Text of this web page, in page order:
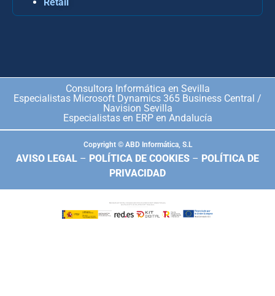
Consultora Informática en Sevilla
Especialistas Microsoft Dynamics 365 Business Central /
Navision Sevilla
Especialistas en ERP en Andalucía
Copyright © ABD Informática, S.L
AVISO LEGAL – POLÍTICA DE COOKIES – POLÍTICA DE
PRIVACIDAD